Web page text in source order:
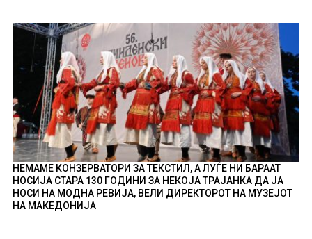
НЕМАМЕ КОНЗЕРВАТОРИ ЗА ТЕКСТИЛ, А ЛУЃЕ НИ БАРААТ
НОСИЈА СТАРА 130 ГОДИНИ ЗА НЕКОЈА ТРАЈАНКА ДА ЈА
НОСИ НА МОДНА РЕВИЈА, ВЕЛИ ДИРЕКТОРОТ НА МУЗЕЈОТ
НА МАКЕДОНИЈА